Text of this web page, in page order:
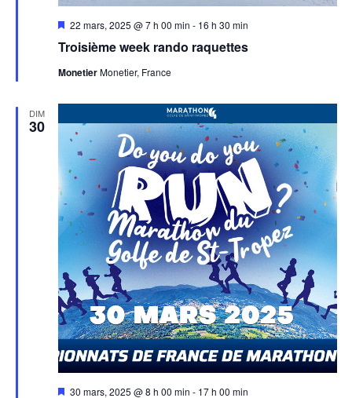
Troisième week rando raquettes
Mis
avant
22 mars, 2025 @ 7 h 00 min - 16 h 30 min
MonetierMonetier, France
DIM
30
Mis
30 mars, 2025 @ 8 h 00 min - 17 h 00 min